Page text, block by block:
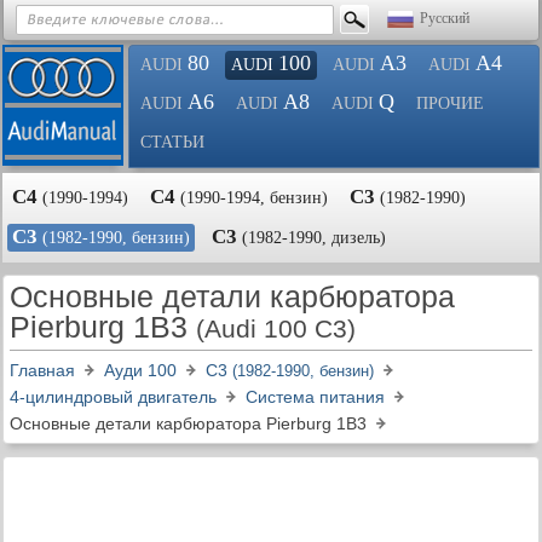
Русский
AUDI 80 AUDI 100 AUDI A3 AUDI A4
AUDI A6 AUDI A8 AUDI Q ПРОЧИЕ
СТАТЬИ
С4 (1990-1994) С4 (1990-1994, бензин) С3 (1982-1990)
С3 (1982-1990, бензин) С3 (1982-1990, дизель)
Основные детали карбюратора
Pierburg 1B3 (Audi 100 C3)
Главная Ауди 100 С3 (1982-1990, бензин)
4-цилиндровый двигатель
Система питания
Основные детали карбюратора Pierburg 1B3